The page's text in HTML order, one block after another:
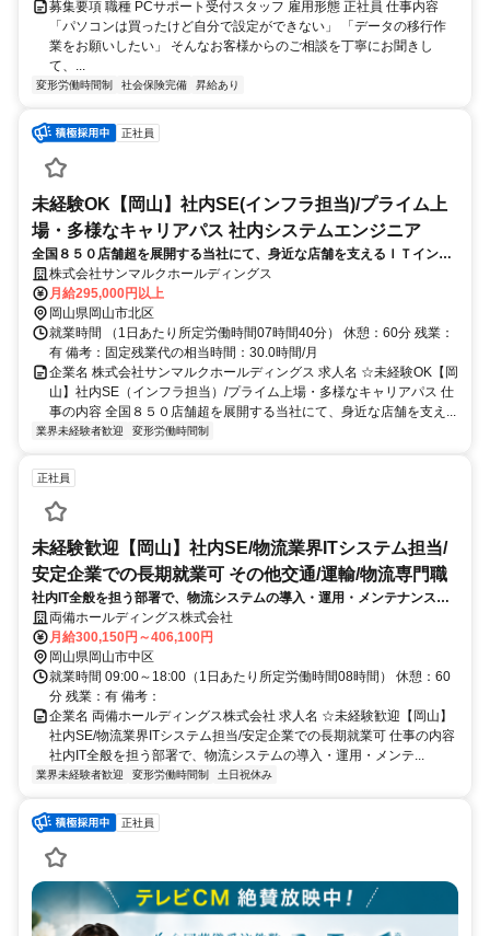
募集要項 職種 PCサポート受付スタッフ 雇用形態 正社員 仕事内容
「パソコンは買ったけど自分で設定ができない」 「データの移行作
業をお願いしたい」 そんなお客様からのご相談を丁寧にお聞きし
て、...
変形労働時間制 社会保険完備 昇給あり
正社員
未経験OK【岡山】社内SE(インフラ担当)/プライム上
場・多様なキャリアパス 社内システムエンジニア
全国８５０店舗超を展開する当社にて、身近な店舗を支えるＩＴインフ
ラ業務をお任せします。まずはＰＣのキッティング等の簡単な作業から
お任せしていき、将来的にはシステム専門人材としてキャリアアップ可
能です
株式会社サンマルクホールディングス
月給295,000円以上
岡山県岡山市北区
就業時間 （1日あたり所定労働時間07時間40分） 休憩：60分 残業：
有 備考：固定残業代の相当時間：30.0時間/月
企業名 株式会社サンマルクホールディングス 求人名 ☆未経験OK【岡
山】社内SE（インフラ担当）/プライム上場・多様なキャリアパス 仕
事の内容 全国８５０店舗超を展開する当社にて、身近な店舗を支え...
業界未経験者歓迎 変形労働時間制
正社員
未経験歓迎【岡山】社内SE/物流業界ITシステム担当/
安定企業での長期就業可 その他交通/運輸/物流専門職
社内IT全般を担う部署で、物流システムの導入・運用・メンテナンスを
担当します。現場担当者とIT会社との橋渡し役として、システムの安定
稼働と業務効率化を推進する重要な役割です。
両備ホールディングス株式会社
月給300,150円～406,100円
岡山県岡山市中区
就業時間 09:00～18:00（1日あたり所定労働時間08時間） 休憩：60
分 残業：有 備考：
企業名 両備ホールディングス株式会社 求人名 ☆未経験歓迎【岡山】
社内SE/物流業界ITシステム担当/安定企業での長期就業可 仕事の内容
社内IT全般を担う部署で、物流システムの導入・運用・メンテ...
業界未経験者歓迎 変形労働時間制 土日祝休み
正社員